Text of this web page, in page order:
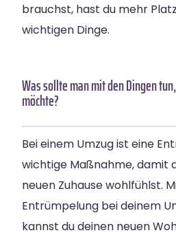
brauchst, hast du mehr
wichtigen Dinge.
Was sollte man mit den Dingen
möchte?
Bei einem Umzug ist eine
wichtige Maßnahme, damit
neuen Zuhause wohlfühlst.
Entrümpelung bei deinem
kannst du deinen neuen